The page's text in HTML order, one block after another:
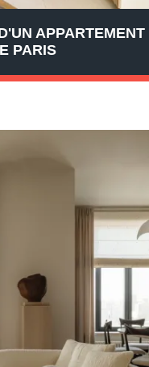
APPARTEMENT
PARIS